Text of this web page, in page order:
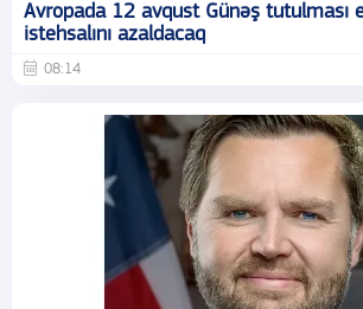
Avropada 12 avqust Günəş tutulması
istehsalını azaldacaq
08:14